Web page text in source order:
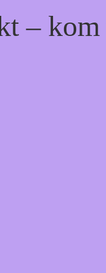
–